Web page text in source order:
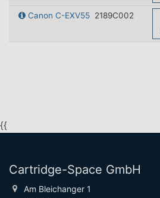
Canon C-EXV55 2189C002
{{
Cartridge-Space GmbH
Am Bleichanger 1